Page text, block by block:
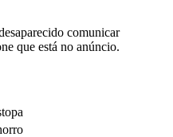
comunicar
que está no anúncio.